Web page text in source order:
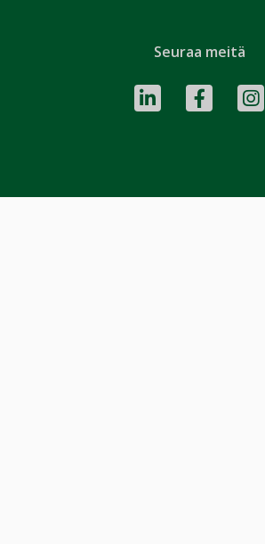
Seuraa meitä